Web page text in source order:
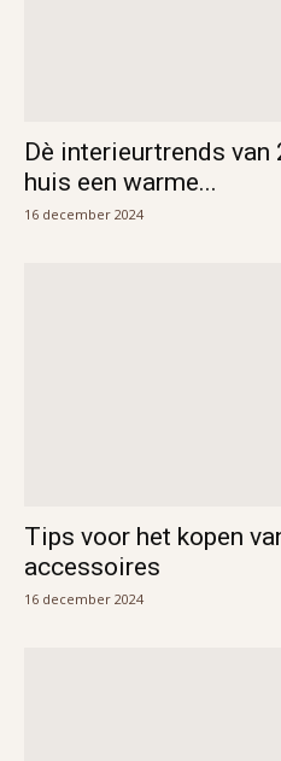
Dè interieurtrends van
huis een warme...
16 december 2024
Tips voor het kopen
accessoires
16 december 2024